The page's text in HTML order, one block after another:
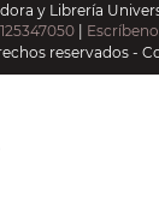
y Librería
reservados -